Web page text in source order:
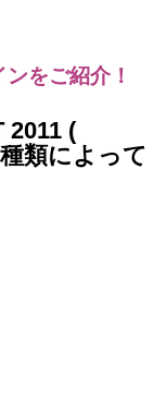
をご紹介！
2011 (
類によって